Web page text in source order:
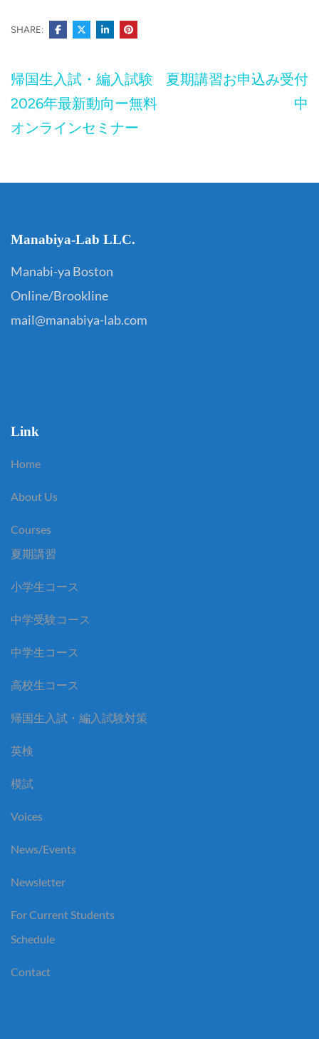
SHARE:
投
稿
ナ
ョ
ン
帰国生入試・編入試験
2026年最新動向ー無料
オンラインセミナー
夏期講習お申込み受付
中
Manabiya-Lab LLC.
Manabi-ya Boston
Online/Brookline
mail@manabiya-lab.com
Link
Home
About Us
Courses
夏期講習
小学生コース
中学受験コース
中学生コース
高校生コース
帰国生入試・編入試験対策
英検
模試
Voices
News/Events
Newsletter
For Current Students
Schedule
Contact